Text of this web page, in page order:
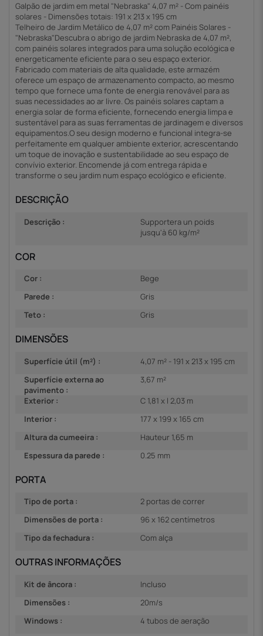
Galpão de jardim em metal "Nebraska" 4,07 m² - Com painéis
solares - Dimensões totais: 191 x 213 x 195 cm
Telheiro de Jardim Metálico de 4,07 m² com Painéis Solares -
"Nebraska"Descubra o abrigo de jardim Nebraska de 4,07 m²,
com painéis solares integrados para uma solução ecológica e
energeticamente eficiente para o seu espaço exterior.
Fabricado com materiais de alta qualidade, este armazém
oferece um espaço de armazenamento compacto, ao mesmo
tempo que fornece uma fonte de energia renovável para as
suas necessidades ao ar livre. Os painéis solares captam a
energia solar de forma eficiente, fornecendo energia limpa e
sustentável para as suas ferramentas de jardinagem e diversos
equipamentos.O seu design moderno e funcional integra-se
perfeitamente em qualquer ambiente exterior, acrescentando
um toque de inovação e sustentabilidade ao seu espaço de
convívio exterior. Encomende já com entrega rápida e
transforme o seu jardim num espaço ecológico e eficiente.
DESCRIÇÃO
Descrição :
Supportera un poids
jusqu'à 60 kg/m²
COR
Cor :
Bege
Parede :
Gris
Teto :
Gris
DIMENSÕES
Superfície útil (m²) :
4,07 m² - 191 x 213 x 195 cm
Superfície externa ao
pavimento :
3,67 m²
Exterior :
C 1,81 x l 2,03 m
Interior :
177 x 199 x 165 cm
Altura da cumeeira :
Hauteur 1,65 m
Espessura da parede :
0.25 mm
PORTA
Tipo de porta :
2 portas de correr
Dimensões de porta :
96 x 162 centímetros
Tipo da fechadura :
Com alça
OUTRAS INFORMAÇÕES
Kit de âncora :
Incluso
Dimensões :
20m/s
Windows :
4 tubos de aeração